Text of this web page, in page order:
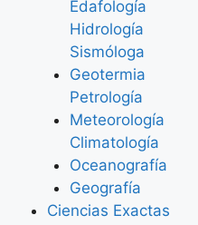
Edafología
Hidrología
Sismóloga
Geotermia
Petrología
Meteorología
Climatología
Oceanografía
Geografía
Ciencias Exactas